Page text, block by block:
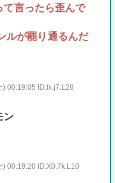
て言ったら歪んで
ルが罷り通るんだ
) 00:19:05 ID:fx.j7.L28
ン
) 00:19:20 ID:X0.7k.L10